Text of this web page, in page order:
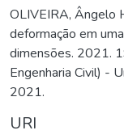
OLIVEIRA, Ângelo
deformação em
dimensões. 2021.
Engenharia Civil) -
2021.
URI